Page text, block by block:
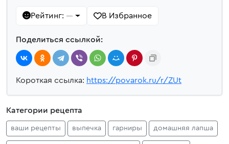
Рейтинг: — В Избранное
Поделиться ссылкой:
Короткая ссылка: https://povarok.ru/r/ZUt
Категории рецепта
ваши рецепты выпечка гарниры домашняя лапша